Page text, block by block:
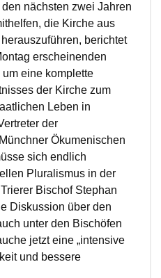
nächsten zwei Jahren
die Kirche aus
berichtet
erscheinenden
eine komplette
der Kirche zum
Leben in
der
Ökumenischen
sich endlich
Pluralismus in der
Bischof Stephan
Diskussion über den
unter den Bischöfen
jetzt eine „intensive
und bessere